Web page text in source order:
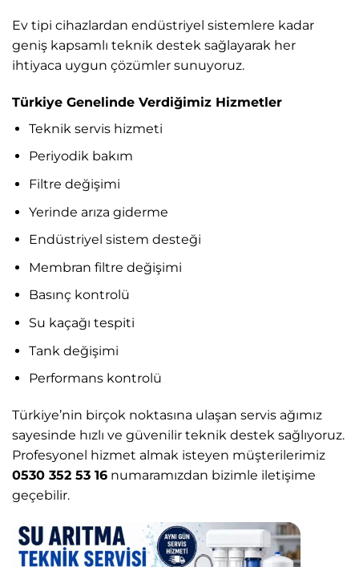
Ev tipi cihazlardan endüstriyel sistemlere kadar
geniş kapsamlı teknik destek sağlayarak her
ihtiyaca uygun çözümler sunuyoruz.
Türkiye Genelinde Verdiğimiz Hizmetler
Teknik servis hizmeti
Periyodik bakım
Filtre değişimi
Yerinde arıza giderme
Endüstriyel sistem desteği
Membran filtre değişimi
Basınç kontrolü
Su kaçağı tespiti
Tank değişimi
Performans kontrolü
Türkiye’nin birçok noktasına ulaşan servis ağımız
sayesinde hızlı ve güvenilir teknik destek sağlıyoruz.
Profesyonel hizmet almak isteyen müşterilerimiz
0530 352 53 16 numaramızdan bizimle iletişime
geçebilir.